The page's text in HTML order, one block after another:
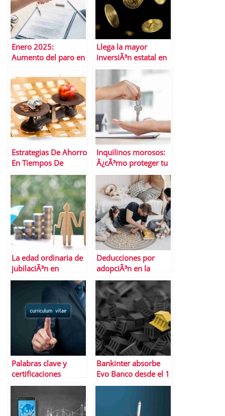
Enero 2025:
Aumento del paro en
de las causas
Llega la mayor
inversiÃ³n estatal en
Bitcoin: 2.000
millones de dÃ³lares
de Emiratos
Estrategias De Ahorro
En Tiempos De
InflaciÃ³n: CÃ³mo
Proteger Tu Dinero
En 2025
Inquilinos morosos:
Â¿cÃ³mo proteger tu
renta con un seguro
de impago?
La edad ordinaria de
jubilaciÃ³n en
EspaÃ±a se sitÃºa en
66 aÃ±os y 8 meses
en 2025
Deducciones por
adopciÃ³n en la
renta: lo que debes
saber
Palabras clave y
certificaciones
digitales: el nuevo
binomio esencial en
CV optimizados
Bankinter absorbe
Evo Banco desde el 1
de julio: 365 oficinas
para clientes